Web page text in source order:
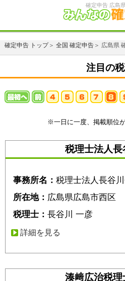
確定申告 広島県
確定申告 トップ＞ 全国 確定申告＞ 広島県
注目の
※一日に一度、掲載順位
税理士法人
事務所名： 税理士法人長谷
所在地： 広島県広島市西区
税理士： 長谷川 一彦
詳細を見る
湊﨑広治税